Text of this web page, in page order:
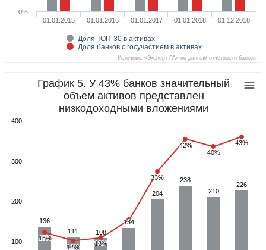
Доля ТОП-30 в активах
Доля банков с госучастием в активах
01.01.2015 01.01.2016 01.01.2017 01.01.2018 01.12.2018
0%
Источник: «Эксперт РА» по данным отчетности банков
График 5. У 43% банков значительный
объем активов представлен
низкодоходными вложениями
136
136
111
111 108
108
134
134
204
204
238
238
210
210
226
226
15%
15%
12%
12% 13%
13%
33%
33%
42%
42%
40%
40%
43%
43%
100
200
300
400